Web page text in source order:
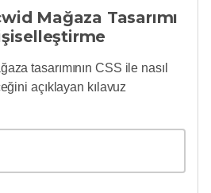
Mağaza Tasarımı
tasarımının CSS ile nasıl
açıklayan kılavuz